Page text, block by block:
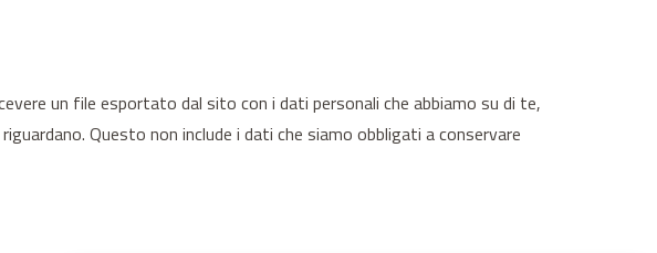
un file esportato dal sito con i dati personali che abbiamo su di te,
Questo non include i dati che siamo obbligati a conservare